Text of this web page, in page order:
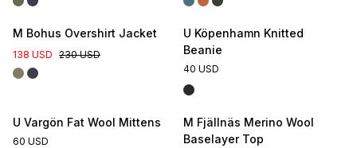
M Bohus Overshirt Jacket
138 USD 230 USD
U Köpenhamn Knitted
Beanie
40 USD
U Vargön Fat Wool Mittens
60 USD
M Fjällnäs Merino Wool
Baselayer Top